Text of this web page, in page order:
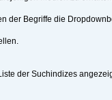
der Begriffe die
der Suchindizes